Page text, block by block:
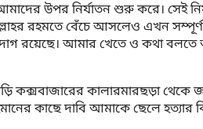
উপর নির্যাতন শুরু করে। সেই
রহমতে বেঁচে আসলেও এখন
দাগ রয়েছে। আমার খেতে ও কথা
কক্সবাজারের কালারমারছড়া থেকে
কাছে দাবি আমাকে ছেলে হত্যার